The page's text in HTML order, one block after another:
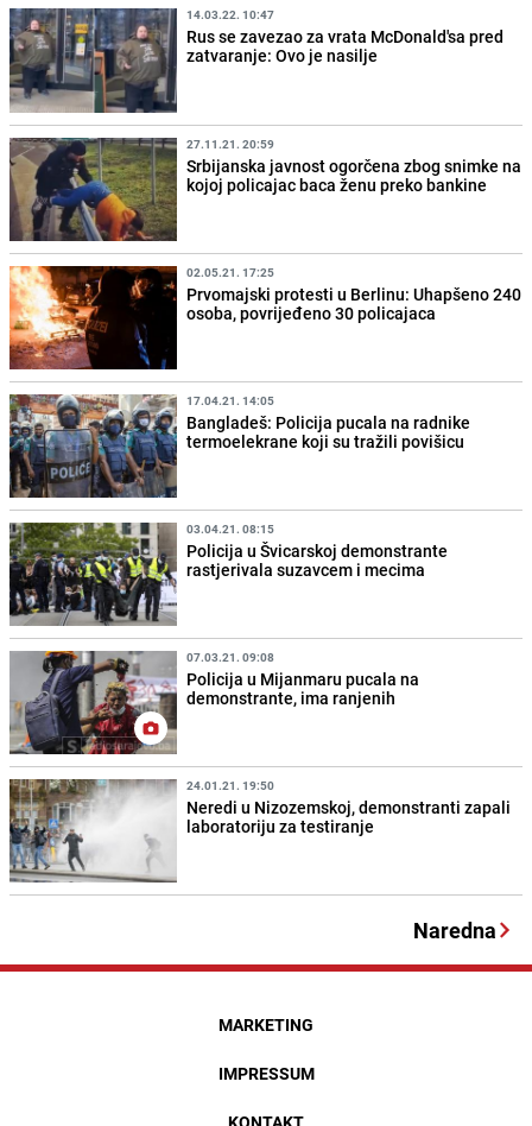
14.03.22. 10:47
Rus se zavezao za vrata McDonald'sa pred
zatvaranje: Ovo je nasilje
27.11.21. 20:59
Srbijanska javnost ogorčena zbog snimke na
kojoj policajac baca ženu preko bankine
02.05.21. 17:25
Prvomajski protesti u Berlinu: Uhapšeno 240
osoba, povrijeđeno 30 policajaca
17.04.21. 14:05
Bangladeš: Policija pucala na radnike
termoelekrane koji su tražili povišicu
03.04.21. 08:15
Policija u Švicarskoj demonstrante
rastjerivala suzavcem i mecima
07.03.21. 09:08
Policija u Mijanmaru pucala na
demonstrante, ima ranjenih
24.01.21. 19:50
Neredi u Nizozemskoj, demonstranti zapali
laboratoriju za testiranje
Naredna
MARKETING
IMPRESSUM